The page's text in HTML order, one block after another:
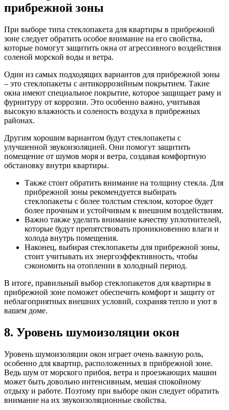
прибрежной зоны
При выборе типа стеклопакета для квартиры в прибрежной
зоне следует обратить особое внимание на его свойства,
которые помогут защитить окна от агрессивного воздействия
соленой морской воды и ветра.
Один из самых подходящих вариантов для прибрежной зоны
– это стеклопакеты с антикоррозийным покрытием. Такие
окна имеют специальное покрытие, которое защищает раму и
фурнитуру от коррозии. Это особенно важно, учитывая
высокую влажность и соленость воздуха в прибрежных
районах.
Другим хорошим вариантом будут стеклопакеты с
улучшенной звукоизоляцией. Они помогут защитить
помещение от шумов моря и ветра, создавая комфортную
обстановку внутри квартиры.
Также стоит обратить внимание на толщину стекла. Для
прибрежной зоны рекомендуется выбирать
стеклопакеты с более толстым стеклом, которое будет
более прочным и устойчивым к внешним воздействиям.
Важно также уделить внимание качеству уплотнителей,
которые будут препятствовать проникновению влаги и
холода внутрь помещения.
Наконец, выбирая стеклопакеты для прибрежной зоны,
стоит учитывать их энергоэффективность, чтобы
сэкономить на отоплении в холодный период.
В итоге, правильный выбор стеклопакетов для квартиры в
прибрежной зоне поможет обеспечить комфорт и защиту от
неблагоприятных внешних условий, сохраняя тепло и уют в
вашем доме.
8. Уровень шумоизоляции окон
Уровень шумоизоляции окон играет очень важную роль,
особенно для квартир, расположенных в прибрежной зоне.
Ведь шум от морского прибоя, ветра и проезжающих машин
может быть довольно интенсивным, мешая спокойному
отдыху и работе. Поэтому при выборе окон следует обратить
внимание на их звукоизоляционные свойства.